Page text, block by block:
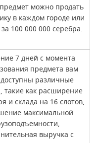
можно продать
в каждом городе или
100 000 000 серебра.
7 дней с момента
предмета вам
доступны различные
такие как расширение
и склада на 16 слотов,
максимальной
выручка с